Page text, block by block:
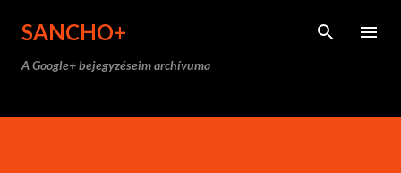
SANCHO+
A Google+ bejegyzéseim archívuma